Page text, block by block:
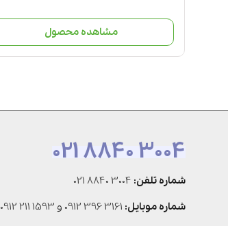
مشاهده محصول
021 8840 3004
شماره تلفن: 021 8840 3004
شماره موبایل: 0912 396 3161 و 0912 211 1593